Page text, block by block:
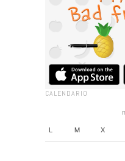
CALENDARIO
L M X